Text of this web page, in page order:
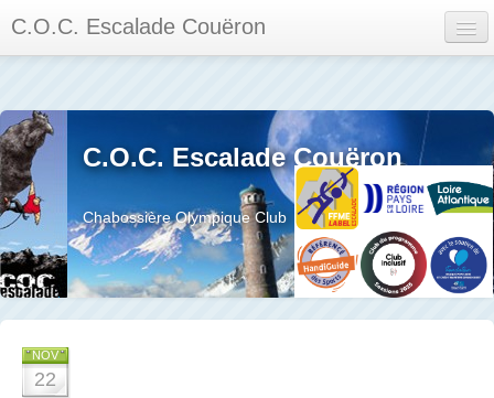
C.O.C. Escalade Couëron
Calendrier des événements et des compétitions
Les membres
Les séances
Privée
La salle et le mur
C.O.C. Escalade Couëron
Chabossière Olympique Club
NOV
22